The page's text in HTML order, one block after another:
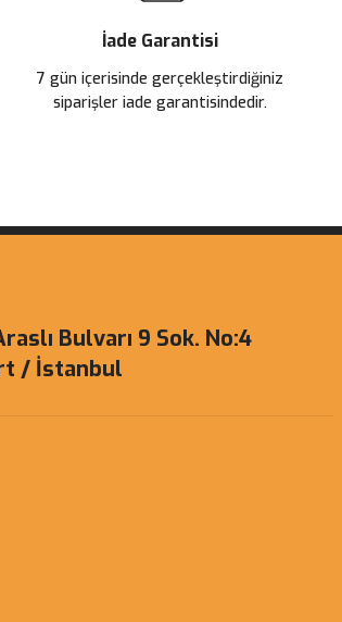
İade Garantisi
7 gün içerisinde gerçekleştirdiğiniz
siparişler iade garantisindedir.
Bulvarı 9 Sok. No:4
/ İstanbul